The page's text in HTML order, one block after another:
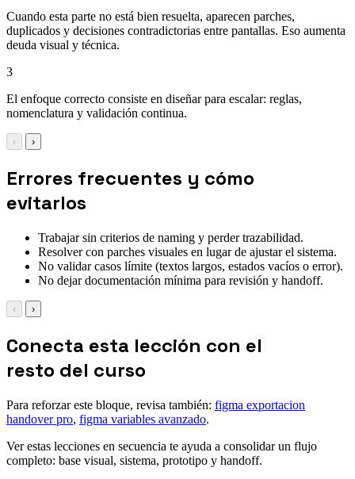
Cuando esta parte no está bien resuelta, aparecen parches,
duplicados y decisiones contradictorias entre pantallas. Eso aumenta
deuda visual y técnica.
3
El enfoque correcto consiste en diseñar para escalar: reglas,
nomenclatura y validación continua.
‹ ›
Errores frecuentes y cómo
evitarlos
Trabajar sin criterios de naming y perder trazabilidad.
Resolver con parches visuales en lugar de ajustar el sistema.
No validar casos límite (textos largos, estados vacíos o error).
No dejar documentación mínima para revisión y handoff.
‹ ›
Conecta esta lección con el
resto del curso
Para reforzar este bloque, revisa también: figma exportacion
handover pro, figma variables avanzado.
Ver estas lecciones en secuencia te ayuda a consolidar un flujo
completo: base visual, sistema, prototipo y handoff.